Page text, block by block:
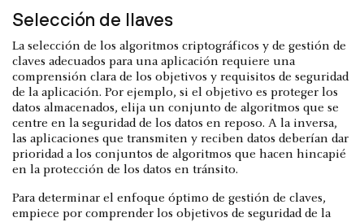
Selección de llaves
La selección de los algoritmos criptográficos y de gestión de
claves adecuados para una aplicación requiere una
comprensión clara de los objetivos y requisitos de seguridad
de la aplicación. Por ejemplo, si el objetivo es proteger los
datos almacenados, elija un conjunto de algoritmos que se
centre en la seguridad de los datos en reposo. A la inversa,
las aplicaciones que transmiten y reciben datos deberían dar
prioridad a los conjuntos de algoritmos que hacen hincapié
en la protección de los datos en tránsito.
Para determinar el enfoque óptimo de gestión de claves,
empiece por comprender los objetivos de seguridad de la